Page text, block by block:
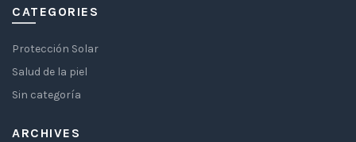
CATEGORIES
Protección Solar
Salud de la piel
Sin categoría
ARCHIVES